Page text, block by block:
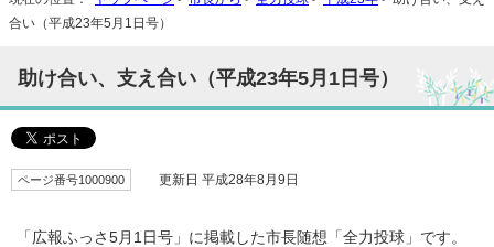
合い（平成23年5月1日号）
助け合い、支え合い（平成23年5月1日号）
ページ番号1000900 更新日 平成28年8月9日
「広報ふっさ5月1日号」に掲載した市長随想「全力投球」です。